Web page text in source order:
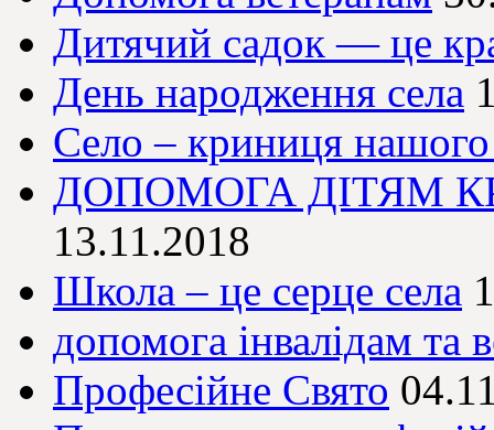
Дитячий садок — це
День народження села
Село – криниця
ДОПОМОГА ДІТЯМ
13.11.2018
Школа – це серце села
допомога інвалідам та
Професійне Свято